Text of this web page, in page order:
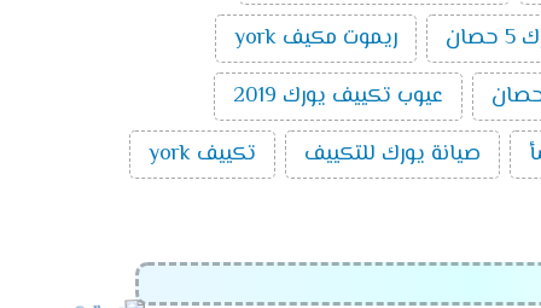
التى تعمل على تبريد الغرفه او تدفئتها من
فى الجهاز حتى لا يتمكن الاطفال من
ريموت مكيف york
عيوب تكييف يورك 2019
صيانة يورك للتكييف تكييف york